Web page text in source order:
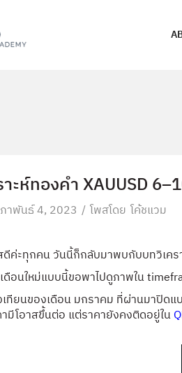
าะห์ทองคำ XAUUSD
าพันธ์ 4, 2023 / โพสโดย โค้ชแวม
ดีค่ะทุกคนวันนี้ก็กลับมาพบกับบทวิเคร
ดือนใหม่แบบนี้ขอพาไปดูภาพใน
ทียนของเดือน มกราคม ที่ผ่านมาปิดแ
มีโอาสขึ้นต่อ แต่ราคายังคงติดอยู่ใน